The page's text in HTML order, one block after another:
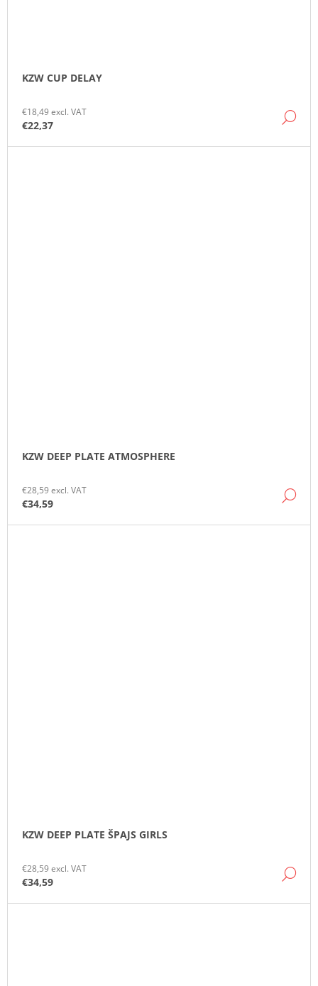
KZW CUP DELAY
€18,49 excl. VAT
€22,37
KZW DEEP PLATE ATMOSPHERE
€28,59 excl. VAT
€34,59
KZW DEEP PLATE ŠPAJS GIRLS
€28,59 excl. VAT
€34,59